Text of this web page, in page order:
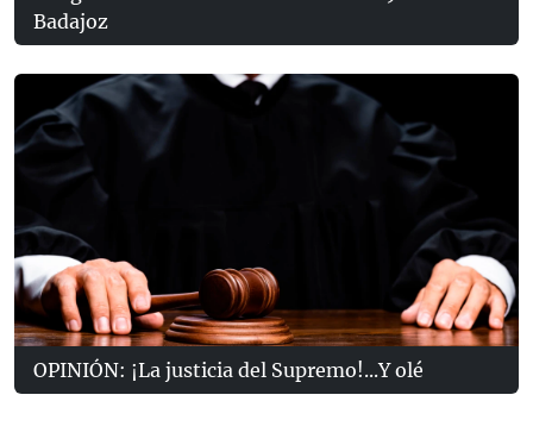
Badajoz
OPINIÓN: ¡La justicia del Supremo!...Y olé